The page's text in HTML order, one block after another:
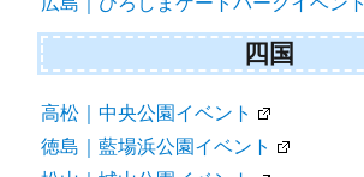
四国
高松｜中央公園イベント
徳島｜藍場浜公園イベント